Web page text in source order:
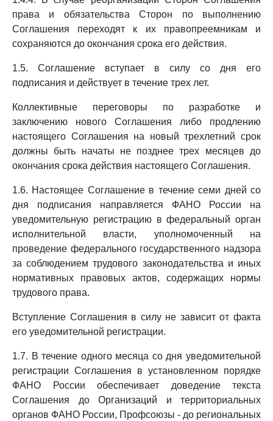
права и обязательства Сторон по выполнению
Соглашения переходят к их правопреемникам и
сохраняются до окончания срока его действия.
1.5. Соглашение вступает в силу со дня его
подписания и действует в течение трех лет.
Коллективные переговоры по разработке и
заключению нового Соглашения либо продлению
настоящего Соглашения на новый трехлетний срок
должны быть начаты не позднее трех месяцев до
окончания срока действия настоящего Соглашения.
1.6. Настоящее Соглашение в течение семи дней со
дня подписания направляется ФАНО России на
уведомительную регистрацию в федеральный орган
исполнительной власти, уполномоченный на
проведение федерального государственного надзора
за соблюдением трудового законодательства и иных
нормативных правовых актов, содержащих нормы
трудового права.
Вступление Соглашения в силу не зависит от факта
его уведомительной регистрации.
1.7. В течение одного месяца со дня уведомительной
регистрации Соглашения в установленном порядке
ФАНО России обеспечивает доведение текста
Соглашения до Организаций и территориальных
органов ФАНО России, Профсоюзы - до региональных